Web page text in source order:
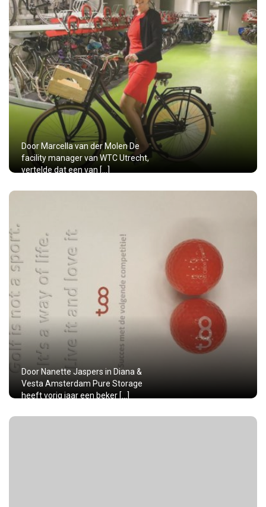
Door Marcella van der Molen De
facility manager van WTC Utrecht,
vertelde dat een van […]
Door Nanette Jaspers in Diana &
Vesta Amsterdam Pure Storage
heeft vorig jaar een beker […]